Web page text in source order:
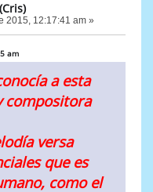
2015, 12:17:41 am »
am
a esta
compositora
versa
que es
como el